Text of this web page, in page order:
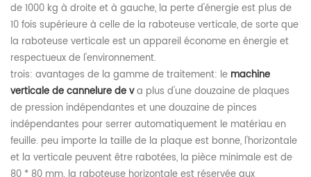
de 1000 kg à droite et à gauche, la perte d'énergie est plus de
10 fois supérieure à celle de la raboteuse verticale, de sorte que
la raboteuse verticale est un appareil économe en énergie et
respectueux de l'environnement.
trois: avantages de la gamme de traitement: le machine
verticale de cannelure de va plus d'une douzaine de plaques
de pression indépendantes et une douzaine de pinces
indépendantes pour serrer automatiquement le matériau en
feuille. peu importe la taille de la plaque est bonne, l'horizontale
et la verticale peuvent être rabotées, la pièce minimale est de